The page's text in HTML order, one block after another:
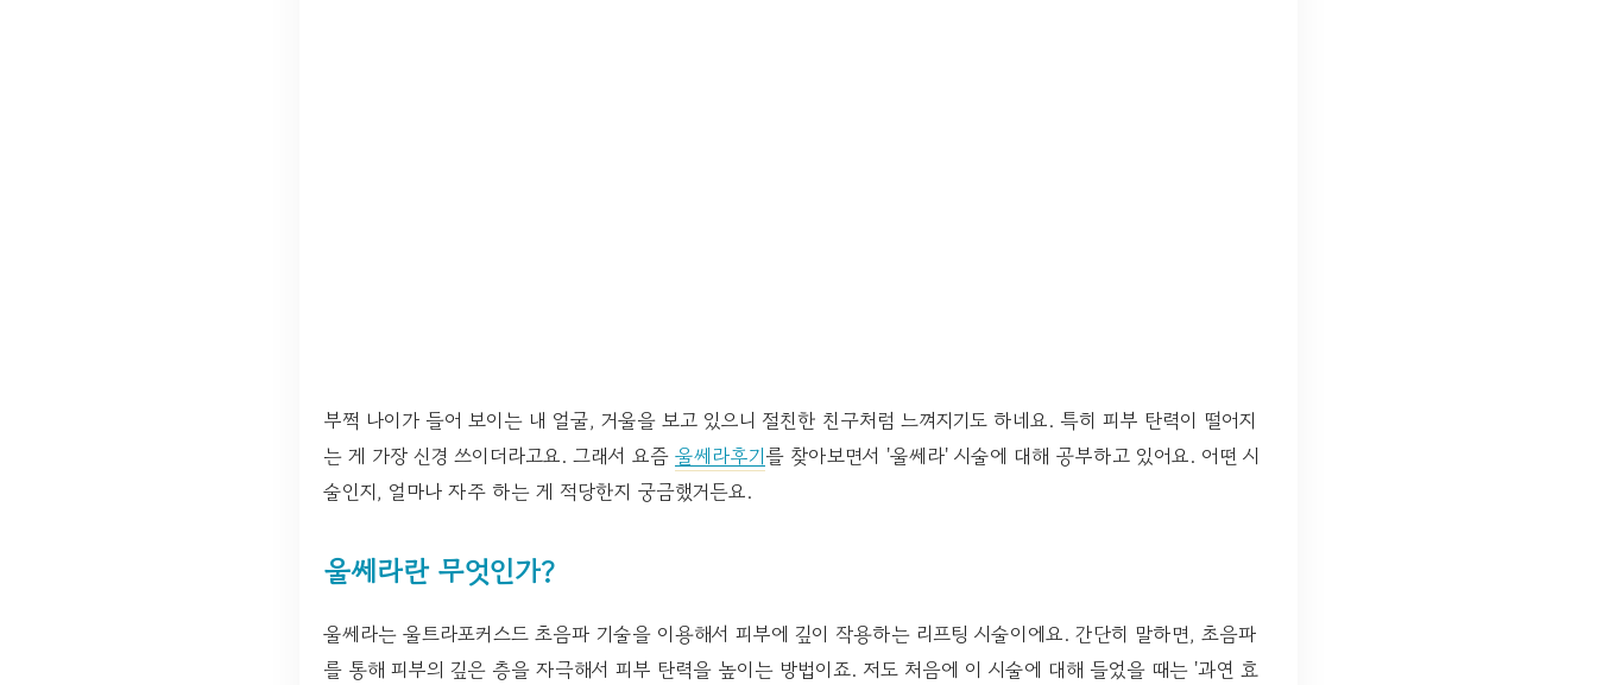
부쩍 나이가 들어 보이는 내 얼굴, 거울을 보고 있으니 절친한 친구처럼 느껴지기도 하네요. 특히 피부 탄력이 떨어지
는 게 가장 신경 쓰이더라고요. 그래서 요즘 울쎄라후기를 찾아보면서 '울쎄라' 시술에 대해 공부하고 있어요. 어떤 시
술인지, 얼마나 자주 하는 게 적당한지 궁금했거든요.
울쎄라란 무엇인가?
울쎄라는 울트라포커스드 초음파 기술을 이용해서 피부에 깊이 작용하는 리프팅 시술이에요. 간단히 말하면, 초음파
를 통해 피부의 깊은 층을 자극해서 피부 탄력을 높이는 방법이죠. 저도 처음에 이 시술에 대해 들었을 때는 '과연 효